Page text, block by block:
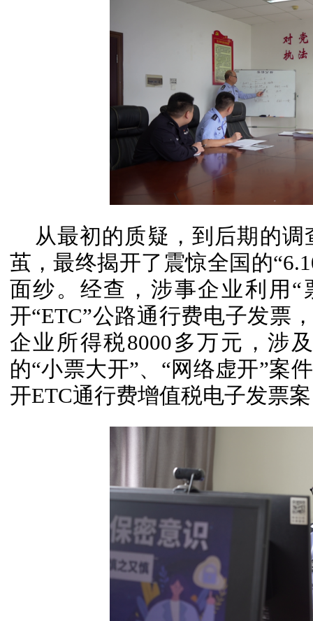
从最初的质疑，到后期的
茧，最终揭开了震惊全国的
面纱。经查，涉事企业利用
开“ETC”公路通行费电子发票
企业所得税8000多万元，涉
的“小票大开”、“网络虚开”案
开ETC通行费增值税电子发票